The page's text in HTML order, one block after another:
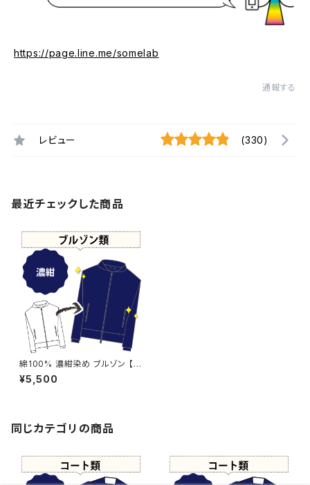
https://page.line.me/somelab
通報する
レビュー (330)
最近チェックした商品
綿100% 濃紺染め ブルゾン 【元
色：白】 -染め直し[ネイビー - N
avy]409-0175
¥5,500
同じカテゴリの商品